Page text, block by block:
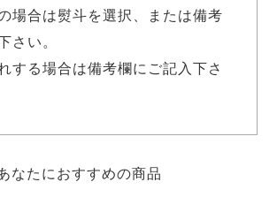
場合は熨斗を選択、または備考
さい。
する場合は備考欄にご記入下さ
なたにおすすめの商品